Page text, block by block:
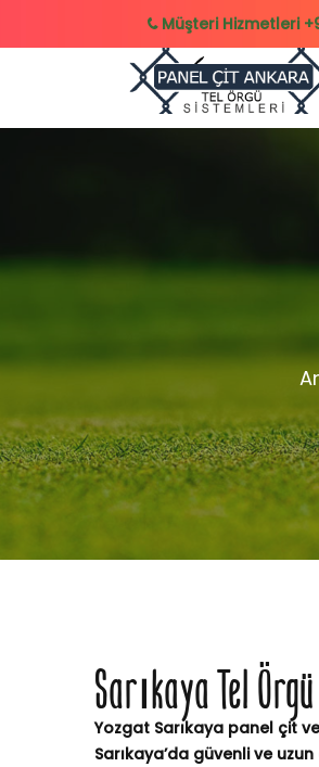
Müşteri Hizmetleri
Sarıkaya Tel
Yozgat Sarıkaya panel çit
Sarıkaya’da güvenli ve